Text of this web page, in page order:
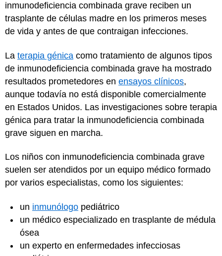
inmunodeficiencia combinada grave reciben un
trasplante de células madre en los primeros meses
de vida y antes de que contraigan infecciones.
La terapia génica como tratamiento de algunos tipos
de inmunodeficiencia combinada grave ha mostrado
resultados prometedores en ensayos clínicos,
aunque todavía no está disponible comercialmente
en Estados Unidos. Las investigaciones sobre terapia
génica para tratar la inmunodeficiencia combinada
grave siguen en marcha.
Los niños con inmunodeficiencia combinada grave
suelen ser atendidos por un equipo médico formado
por varios especialistas, como los siguientes:
un inmunólogo pediátrico
un médico especializado en trasplante de médula
ósea
un experto en enfermedades infecciosas